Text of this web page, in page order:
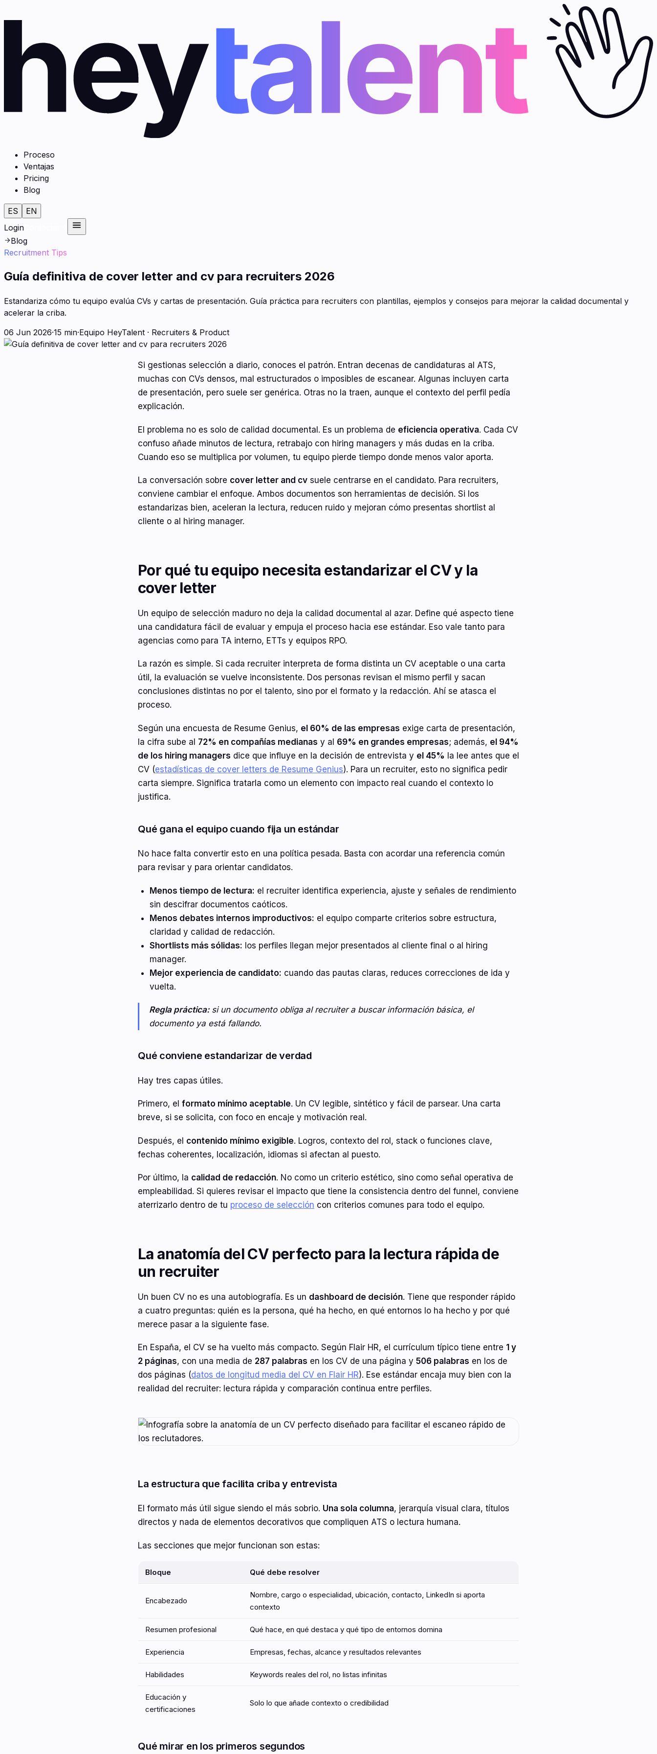
Proceso
Ventajas
Pricing
Blog
ES
EN
Login
Blog
Recruitment Tips
Guía definitiva de cover letter and cv para recruiters 2026
Estandariza cómo tu equipo evalúa CVs y cartas de presentación. Guía práctica para recruiters con plantillas, ejemplos y consejos para mejorar la calidad documental y
acelerar la criba.
06 Jun 2026·15 min·Equipo HeyTalent · Recruiters & Product
Si gestionas selección a diario, conoces el patrón. Entran decenas de candidaturas al ATS,
muchas con CVs densos, mal estructurados o imposibles de escanear. Algunas incluyen carta
de presentación, pero suele ser genérica. Otras no la traen, aunque el contexto del perfil pedía
explicación.
El problema no es solo de calidad documental. Es un problema de eficiencia operativa. Cada CV
confuso añade minutos de lectura, retrabajo con hiring managers y más dudas en la criba.
Cuando eso se multiplica por volumen, tu equipo pierde tiempo donde menos valor aporta.
La conversación sobre cover letter and cv suele centrarse en el candidato. Para recruiters,
conviene cambiar el enfoque. Ambos documentos son herramientas de decisión. Si los
estandarizas bien, aceleran la lectura, reducen ruido y mejoran cómo presentas shortlist al
cliente o al hiring manager.
Por qué tu equipo necesita estandarizar el CV y la
cover letter
Un equipo de selección maduro no deja la calidad documental al azar. Define qué aspecto tiene
una candidatura fácil de evaluar y empuja el proceso hacia ese estándar. Eso vale tanto para
agencias como para TA interno, ETTs y equipos RPO.
La razón es simple. Si cada recruiter interpreta de forma distinta un CV aceptable o una carta
útil, la evaluación se vuelve inconsistente. Dos personas revisan el mismo perfil y sacan
conclusiones distintas no por el talento, sino por el formato y la redacción. Ahí se atasca el
proceso.
Según una encuesta de Resume Genius, el 60% de las empresas exige carta de presentación,
la cifra sube al 72% en compañías medianas y al 69% en grandes empresas; además, el 94%
de los hiring managers dice que influye en la decisión de entrevista y el 45% la lee antes que el
CV (estadísticas de cover letters de Resume Genius). Para un recruiter, esto no significa pedir
carta siempre. Significa tratarla como un elemento con impacto real cuando el contexto lo
justifica.
Qué gana el equipo cuando fija un estándar
No hace falta convertir esto en una política pesada. Basta con acordar una referencia común
para revisar y para orientar candidatos.
Menos tiempo de lectura: el recruiter identifica experiencia, ajuste y señales de rendimiento
sin descifrar documentos caóticos.
Menos debates internos improductivos: el equipo comparte criterios sobre estructura,
claridad y calidad de redacción.
Shortlists más sólidas: los perfiles llegan mejor presentados al cliente final o al hiring
manager.
Mejor experiencia de candidato: cuando das pautas claras, reduces correcciones de ida y
vuelta.
Regla práctica:si un documento obliga al recruiter a buscar información básica, el
documento ya está fallando.
Qué conviene estandarizar de verdad
Hay tres capas útiles.
Primero, el formato mínimo aceptable. Un CV legible, sintético y fácil de parsear. Una carta
breve, si se solicita, con foco en encaje y motivación real.
Después, el contenido mínimo exigible. Logros, contexto del rol, stack o funciones clave,
fechas coherentes, localización, idiomas si afectan al puesto.
Por último, la calidad de redacción. No como un criterio estético, sino como señal operativa de
empleabilidad. Si quieres revisar el impacto que tiene la consistencia dentro del funnel, conviene
aterrizarlo dentro de tu proceso de selección con criterios comunes para todo el equipo.
La anatomía del CV perfecto para la lectura rápida de
un recruiter
Un buen CV no es una autobiografía. Es un dashboard de decisión. Tiene que responder rápido
a cuatro preguntas: quién es la persona, qué ha hecho, en qué entornos lo ha hecho y por qué
merece pasar a la siguiente fase.
En España, el CV se ha vuelto más compacto. Según Flair HR, el currículum típico tiene entre 1 y
2 páginas, con una media de 287 palabras en los CV de una página y 506 palabras en los de
dos páginas (datos de longitud media del CV en Flair HR). Ese estándar encaja muy bien con la
realidad del recruiter: lectura rápida y comparación continua entre perfiles.
La estructura que facilita criba y entrevista
El formato más útil sigue siendo el más sobrio. Una sola columna, jerarquía visual clara, títulos
directos y nada de elementos decorativos que compliquen ATS o lectura humana.
Las secciones que mejor funcionan son estas:
Bloque Qué debe resolver
Encabezado
Nombre, cargo o especialidad, ubicación, contacto, LinkedIn si aporta
contexto
Resumen profesional Qué hace, en qué destaca y qué tipo de entornos domina
Experiencia Empresas, fechas, alcance y resultados relevantes
Habilidades Keywords reales del rol, no listas infinitas
Educación y
certificaciones
Solo lo que añade contexto o credibilidad
Qué mirar en los primeros segundos